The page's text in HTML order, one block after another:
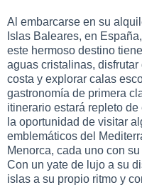
Al embarcarse en su
Islas Baleares, en
este hermoso destino
aguas cristalinas,
costa y explorar calas
gastronomía de primera
itinerario estará repleto
la oportunidad de visitar
emblemáticos del
Menorca, cada uno con
Con un yate de lujo a su
islas a su propio ritmo y